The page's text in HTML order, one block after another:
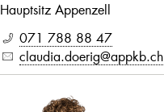
Hauptsitz Appenzell
071 788 88 47
claudia.doerig@appkb.ch